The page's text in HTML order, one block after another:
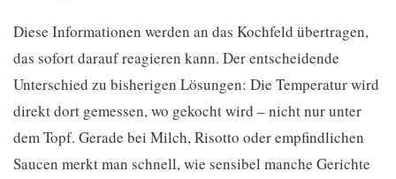
Diese Informationen werden an das Kochfeld übertragen,
das sofort darauf reagieren kann. Der entscheidende
Unterschied zu bisherigen Lösungen: Die Temperatur wird
direkt dort gemessen, wo gekocht wird – nicht nur unter
dem Topf. Gerade bei Milch, Risotto oder empfindlichen
Saucen merkt man schnell, wie sensibel manche Gerichte